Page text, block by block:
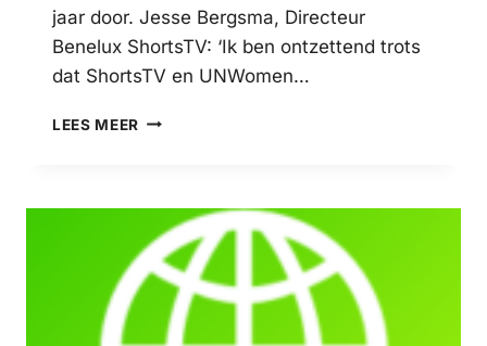
jaar door. Jesse Bergsma, Directeur
Benelux ShortsTV: ‘Ik ben ontzettend trots
dat ShortsTV en UNWomen…
LEES MEER SHORTSTV